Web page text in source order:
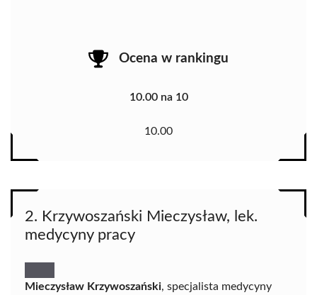
Ocena w rankingu
10.00 na 10
10.00
2. Krzywoszański Mieczysław, lek.
medycyny pracy
Mieczysław Krzywoszański, specjalista medycyny